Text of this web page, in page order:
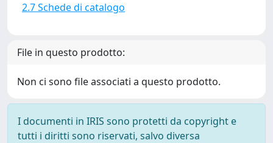
2.7 Schede di catalogo
File in questo prodotto:
Non ci sono file associati a questo prodotto.
I documenti in IRIS sono protetti da copyright e
tutti i diritti sono riservati, salvo diversa